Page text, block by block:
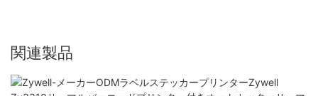
関連製品